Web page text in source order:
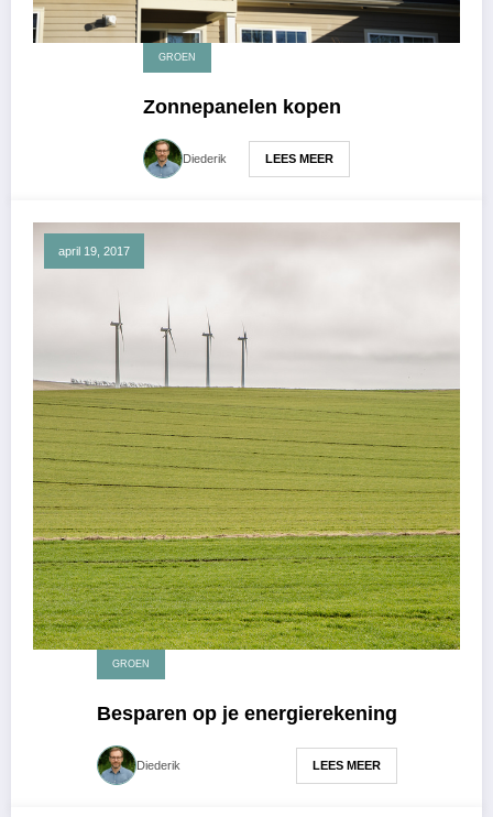
GROEN
Zonnepanelen kopen
Diederik LEES MEER
april 19, 2017
GROEN
Besparen op je energierekening
Diederik LEES MEER